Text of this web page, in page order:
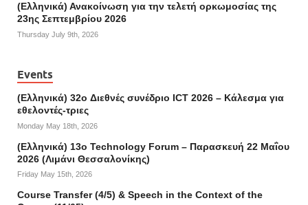
(Ελληνικά) Ανακοίνωση για την τελετή ορκωμοσίας της
23ης Σεπτεμβρίου 2026
Thursday July 9th, 2026
Events
(Ελληνικά) 32o Διεθνές συνέδριο ICT 2026 – Κάλεσμα για
εθελοντές-τριες
Monday May 18th, 2026
(Ελληνικά) 13ο Technology Forum – Παρασκευή 22 Μαΐου
2026 (Λιμάνι Θεσσαλονίκης)
Friday May 15th, 2026
Course Transfer (4/5) & Speech in the Context of the